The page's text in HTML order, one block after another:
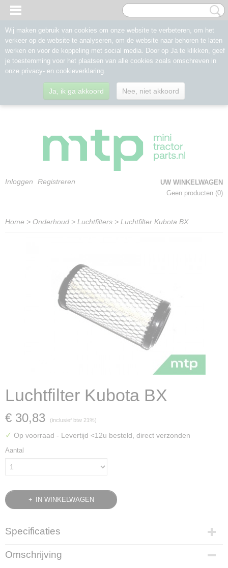
Inloggen Registreren
UW WINKELWAGEN
Geen producten (0)
Home > Onderhoud > Luchtfilters > Luchtfilter Kubota BX
Luchtfilter Kubota BX
€ 30,83 (inclusief btw 21%)
✓ Op voorraad - Levertijd <12u besteld, direct verzonden
Aantal
IN WINKELWAGEN
Specificaties
Bruto gewicht
0,40 Kg
Omschrijving
Wij maken gebruik van cookies om onze website te verbeteren, om het
verkeer op de website te analyseren, om de website naar behoren te laten
werken en voor de koppeling met social media. Door op Ja te klikken, geef
je toestemming voor het plaatsen van alle cookies zoals omschreven in
onze privacy- en cookieverklaring.
Ja, ik ga akkoord Nee, niet akkoord